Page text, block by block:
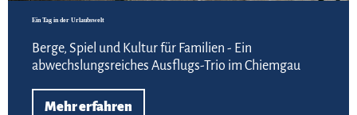
Ein Tag in der Urlaubswelt
Berge, Spiel und Kultur für Familien - Ein
abwechslungsreiches Ausflugs-Trio im Chiemgau
Mehr erfahren